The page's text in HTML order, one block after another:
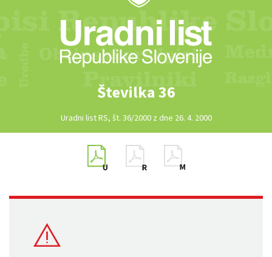
Številka 36
Uradni list RS, št. 36/2000 z dne 26. 4. 2000